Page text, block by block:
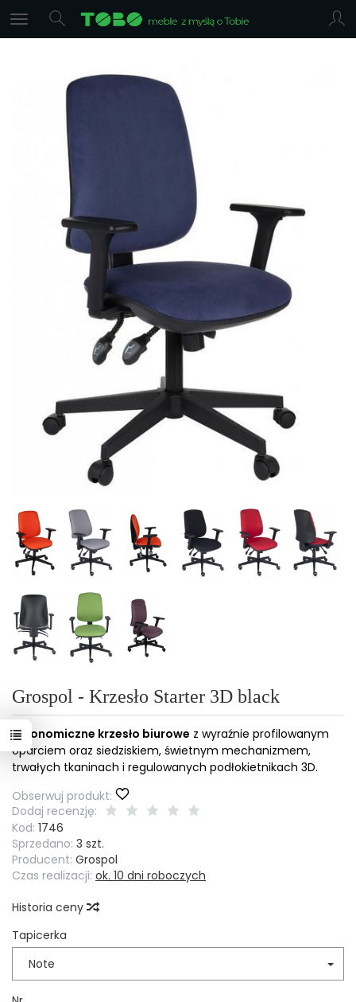
Grospol - Krzesło Starter 3D black
Ergonomiczne krzesło biurowe z wyraźnie profilowanym
oparciem oraz siedziskiem, świetnym mechanizmem,
trwałych tkaninach i regulowanych podłokietnikach 3D.
Obserwuj produkt:
Dodaj recenzję:
Kod: 1746
Sprzedano: 3 szt.
Producent: Grospol
Czas realizacji: ok. 10 dni roboczych
Historia ceny
Tapicerka
Note